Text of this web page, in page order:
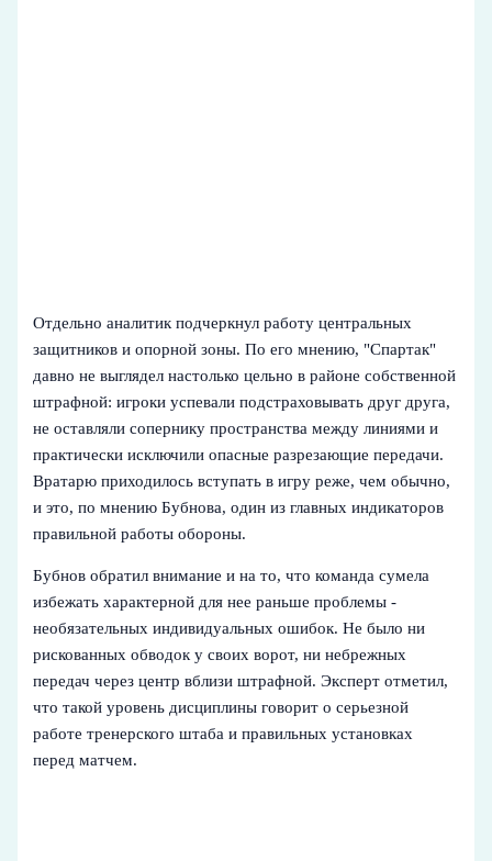
Отдельно аналитик подчеркнул работу центральных
защитников и опорной зоны. По его мнению, "Спартак"
давно не выглядел настолько цельно в районе собственной
штрафной: игроки успевали подстраховывать друг друга,
не оставляли сопернику пространства между линиями и
практически исключили опасные разрезающие передачи.
Вратарю приходилось вступать в игру реже, чем обычно,
и это, по мнению Бубнова, один из главных индикаторов
правильной работы обороны.
Бубнов обратил внимание и на то, что команда сумела
избежать характерной для нее раньше проблемы -
необязательных индивидуальных ошибок. Не было ни
рискованных обводок у своих ворот, ни небрежных
передач через центр вблизи штрафной. Эксперт отметил,
что такой уровень дисциплины говорит о серьезной
работе тренерского штаба и правильных установках
перед матчем.